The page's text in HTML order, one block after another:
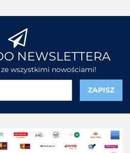
NEWSLETTERA
ze wszystkimi nowościami!